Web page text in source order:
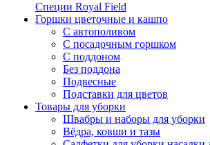
Специи Royal Field
Горшки цветочные и кашпо
С автополивом
С посадочным горшком
С поддоном
Без поддона
Подвесные
Подставки для цветов
Товары для уборки
Швабры и наборы для уборки
Вёдра, ковши и тазы